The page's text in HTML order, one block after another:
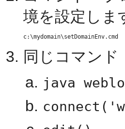
境を設定しま
同じコマンド
java